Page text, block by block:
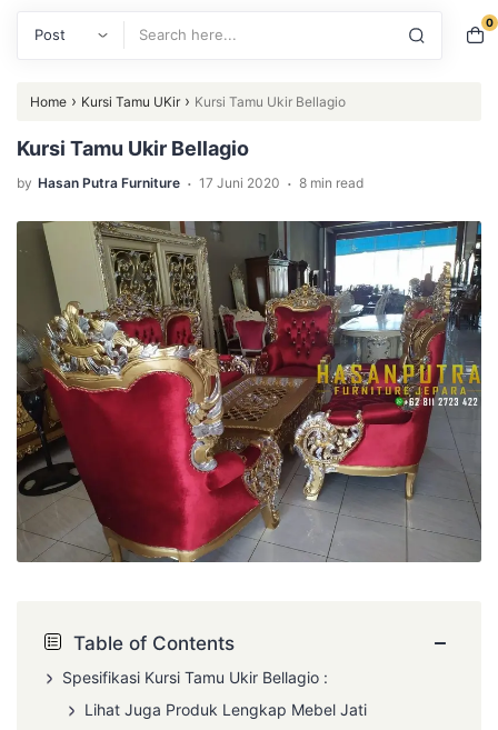
0
Home › Kursi Tamu UKir› Kursi Tamu Ukir Bellagio
Kursi Tamu Ukir Bellagio
by Hasan Putra Furniture . 17 Juni 2020 . 8 min read
Table of Contents −
Spesifikasi Kursi Tamu Ukir Bellagio :
Lihat Juga Produk Lengkap Mebel Jati